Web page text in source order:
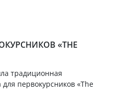
«THE
традиционная
первокурсников «The